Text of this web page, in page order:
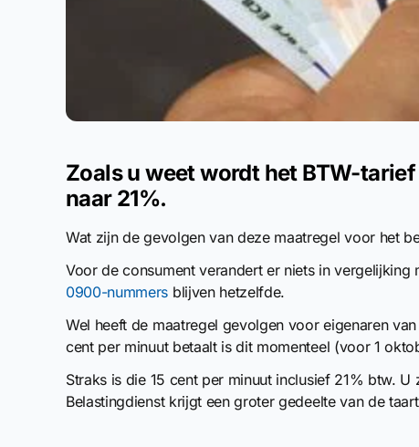
Zoals u weet wordt het BTW-
naar 21%.
Wat zijn de gevolgen van deze maatregel voor het
Voor de consument verandert er niets in
0900-nummers blijven hetzelfde.
Wel heeft de maatregel gevolgen voor eigenaren
cent per minuut betaalt is dit momenteel (voor 1
Straks is die 15 cent per minuut inclusief 21% btw.
Belastingdienst krijgt een groter gedeelte van de